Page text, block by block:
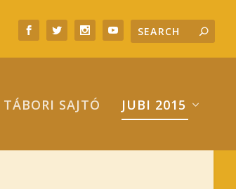
TÁBORI SAJTÓ JUBI 2015